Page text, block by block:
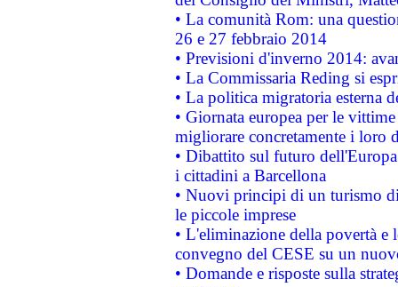
• La comunità Rom: una
26 e 27 febbraio 2014
• Previsioni d'inverno 2014:
• La Commissaria Reding si
• La politica migratoria esterna
• Giornata europea per le
migliorare concretamente i loro
• Dibattito sul futuro
i cittadini a Barcellona
• Nuovi principi di un turismo
le piccole imprese
• L'eliminazione della povertà
convegno del CESE su un
• Domande e risposte sulla